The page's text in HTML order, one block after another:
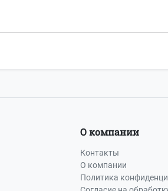
О компании
Контакты
О компании
Политика